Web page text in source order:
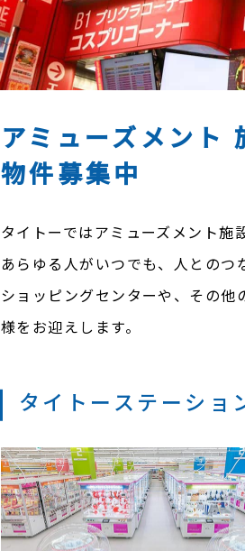
アミューズメント
物件募集中
タイトーではアミューズメント施
あらゆる人がいつでも、人とのつ
ショッピングセンターや、その
様をお迎えします。
タイトーステーショ